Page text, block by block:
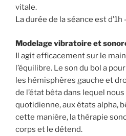
vitale.
La durée de la séance est d’1h
Modelage vibratoire et
Il agit efficacement sur le
l’équilibre. Le son du bol a
les hémisphères gauche et
de l’état bêta dans lequel
quotidienne, aux états alpha,
cette manière, la thérapie
corps et le détend.